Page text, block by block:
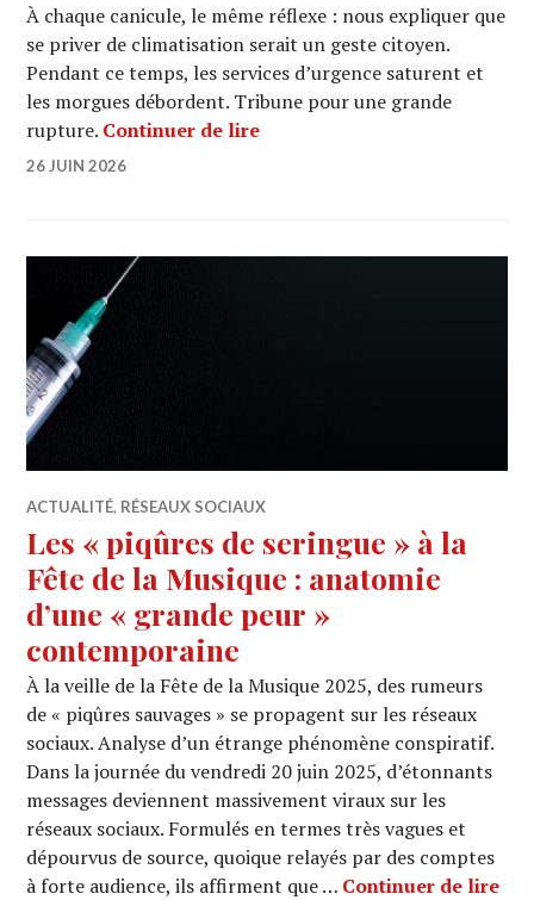
À chaque canicule, le même réflexe : nous expliquer que
se priver de climatisation serait un geste citoyen.
Pendant ce temps, les services d’urgence saturent et
les morgues débordent. Tribune pour une grande
rupture. Continuer de lireCanicule et climatisation :
26 JUIN 2026
ACTUALITÉ, RÉSEAUX SOCIAUX
Les « piqûres de seringue » à la
Fête de la Musique : anatomie
d’une « grande peur »
contemporaine
À la veille de la Fête de la Musique 2025, des rumeurs
de « piqûres sauvages » se propagent sur les réseaux
sociaux. Analyse d’un étrange phénomène conspiratif.
Dans la journée du vendredi 20 juin 2025, d’étonnants
messages deviennent massivement viraux sur les
réseaux sociaux. Formulés en termes très vagues et
dépourvus de source, quoique relayés par des comptes
à forte audience, ils affirment que … Continuer de lire